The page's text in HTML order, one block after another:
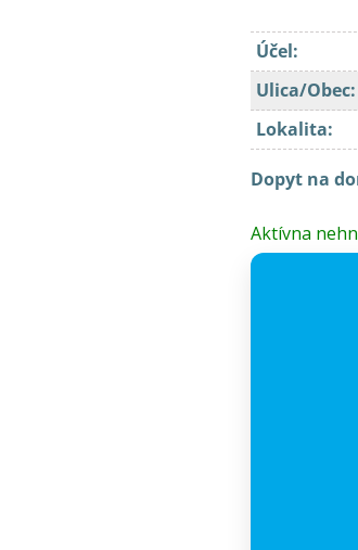
Účel:
Ulica/Obec:
Lokalita:
Dopyt na
Aktívna